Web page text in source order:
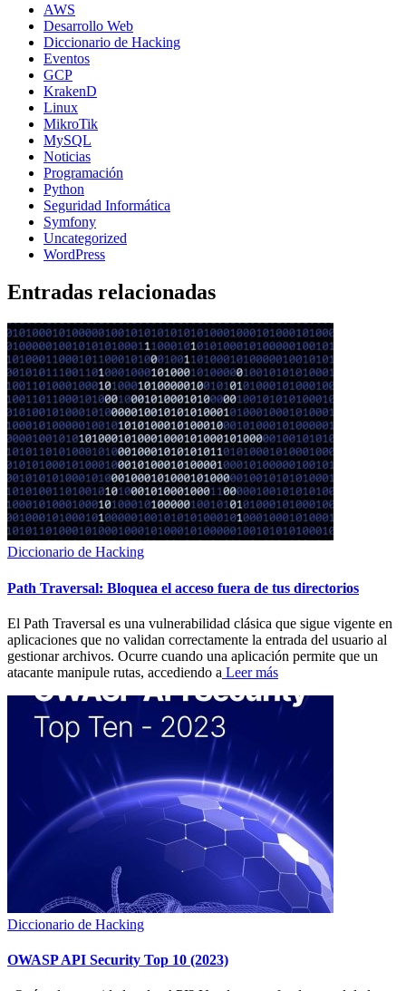
AWS
Desarrollo Web
Diccionario de Hacking
Eventos
GCP
KrakenD
Linux
MikroTik
MySQL
Noticias
Programación
Python
Seguridad Informática
Symfony
Uncategorized
WordPress
Entradas relacionadas
Diccionario de Hacking
Path Traversal: Bloquea el acceso fuera de tus directorios
El Path Traversal es una vulnerabilidad clásica que sigue vigente en
aplicaciones que no validan correctamente la entrada del usuario al
gestionar archivos. Ocurre cuando una aplicación permite que un
atacante manipule rutas, accediendo a Leer más
Diccionario de Hacking
OWASP API Security Top 10 (2023)